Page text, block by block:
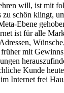
will, ist mit
zu schön klingt,
Ebene
ist für alle
mit
Kunde
Internet frei